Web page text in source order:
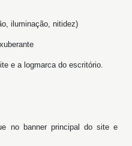
iluminação, nitidez)
e a logmarca do escritório.
no banner principal do site e